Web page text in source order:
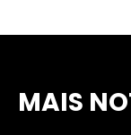
MAIS